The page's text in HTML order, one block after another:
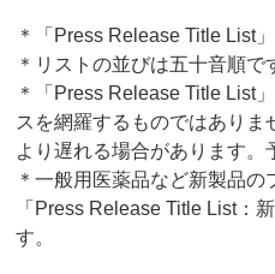
＊「Press Release Title List
＊リストの並びは五十音順で
＊「Press Release Title List
スを網羅するものではありま
より遅れる場合があります。
＊一般用医薬品など新製品
「Press Release Title List：
す。